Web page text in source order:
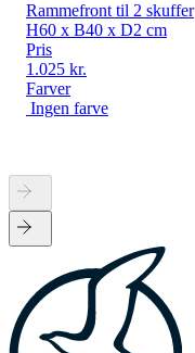
Rammefront til 2 skuffer
H60 x B40 x D2 cm
Pris
1.025 kr.
Farver
Ingen farve